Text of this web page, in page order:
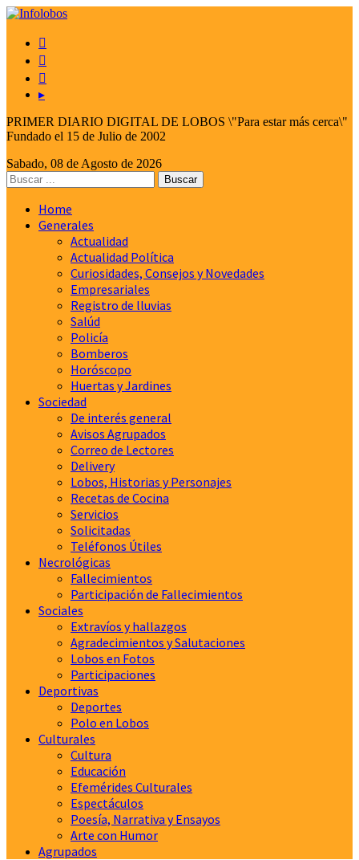



▸
PRIMER DIARIO DIGITAL DE LOBOS \"Para estar más cerca\"
Fundado el 15 de Julio de 2002
Sabado, 08 de Agosto de 2026
Home
Generales
Actualidad
Actualidad Política
Curiosidades, Consejos y Novedades
Empresariales
Registro de lluvias
Salúd
Policía
Bomberos
Horóscopo
Huertas y Jardines
Sociedad
De interés general
Avisos Agrupados
Correo de Lectores
Delivery
Lobos, Historias y Personajes
Recetas de Cocina
Servicios
Solicitadas
Teléfonos Útiles
Necrológicas
Fallecimientos
Participación de Fallecimientos
Sociales
Extravíos y hallazgos
Agradecimientos y Salutaciones
Lobos en Fotos
Participaciones
Deportivas
Deportes
Polo en Lobos
Culturales
Cultura
Educación
Efemérides Culturales
Espectáculos
Poesía, Narrativa y Ensayos
Arte con Humor
Agrupados